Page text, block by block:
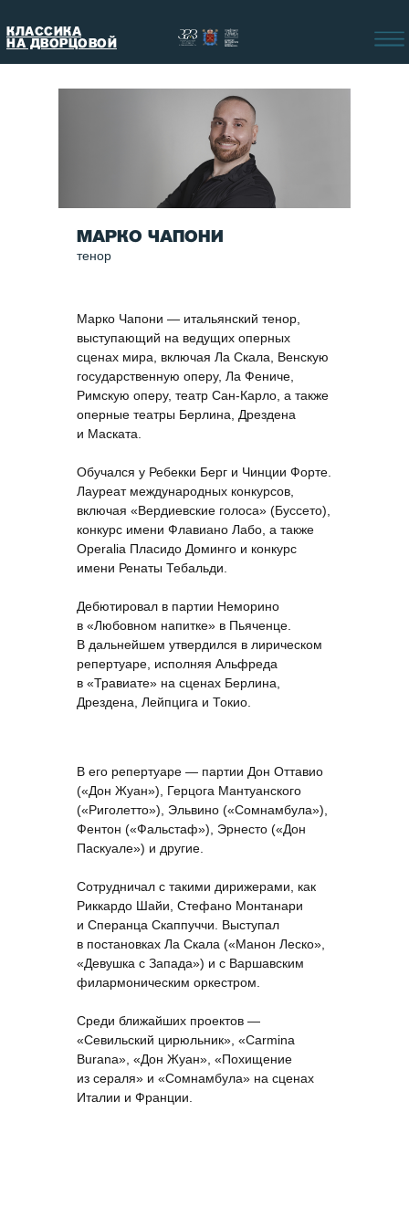
КЛАССИКА
НА ДВОРЦОВОЙ
Марко Чапони — итальянский тенор,
выступающий на ведущих оперных
сценах мира, включая Ла Скала, Венскую
государственную оперу, Ла Фениче,
Римскую оперу, театр Сан-Карло, а также
оперные театры Берлина, Дрездена
и Маската.
Обучался у Ребекки Берг и Чинции Форте.
Лауреат международных конкурсов,
включая «Вердиевские голоса» (Буссето),
конкурс имени Флавиано Лабо, а также
Operalia Пласидо Доминго и конкурс
имени Ренаты Тебальди.
Дебютировал в партии Неморино
в «Любовном напитке» в Пьяченце.
В дальнейшем утвердился в лирическом
репертуаре, исполняя Альфреда
в «Травиате» на сценах Берлина,
Дрездена, Лейпцига и Токио.
МАРКО ЧАПОНИ
тенор
В его репертуаре — партии Дон Оттавио
(«Дон Жуан»), Герцога Мантуанского
(«Риголетто»), Эльвино («Сомнамбула»),
Фентон («Фальстаф»), Эрнесто («Дон
Паскуале») и другие.
Сотрудничал с такими дирижерами, как
Риккардо Шайи, Стефано Монтанари
и Сперанца Скаппуччи. Выступал
в постановках Ла Скала («Манон Леско»,
«Девушка с Запада») и с Варшавским
филармоническим оркестром.
Среди ближайших проектов —
«Севильский цирюльник», «Carmina
Burana», «Дон Жуан», «Похищение
из сераля» и «Сомнамбула» на сценах
Италии и Франции.